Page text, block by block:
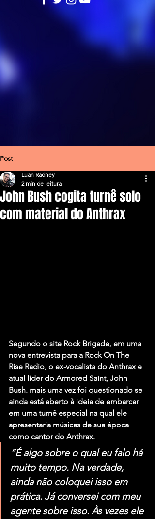
Post
John Bush cogita turnê solo
com material do Anthrax
Luan Radney
2 min de leitura
Segundo o site Rock Brigade, em uma
nova entrevista para a Rock On The
Rise Radio, o ex-vocalista do Anthrax e
atual líder do Armored Saint, John
Bush, mais uma vez foi questionado se
ainda está aberto à ideia de embarcar
em uma turnê especial na qual ele
apresentaria músicas de sua época
como cantor do Anthrax.
“É algo sobre o qual eu falo há
muito tempo. Na verdade,
ainda não coloquei isso em
prática. Já conversei com meu
agente sobre isso. Às vezes ele